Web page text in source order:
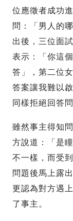
位應徵者成功
問：「男人的
出後，三位面
表示：「你這
答」，第二位
答案讓我難以
同樣拒絕回答問
雖然事主得知
方說道：「是
不一樣，而受
問題後馬上露
更認為對方遇
了事主。